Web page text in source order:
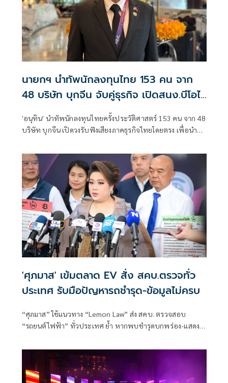
นายกฯ นำทัพนักลงทุนไทย 153 คน จาก
48 บริษัท บุกจีน จับคู่ธุรกิจ เปิดสนง.บีโอไอ
'อนุทิน' นำทัพนักลงทุนไทยครั้งประวัติศาสตร์ 153 คน จาก 48
บริษัท บุกจีน เปิดวงรับฟังเสียงภาคธุรกิจไทยโดยตรง เพื่อนำข้อ
และเปิดสำนักงานบีโอไอแห่งที่ 4 ที่นครเฉิงตู รองรับการลงทุน
อุตสาหกรรมเทคโนโลยีขั้นสูงและพลังงานสะอาด
'ศุภมาส' เข้มตลาด EV สั่ง สคบ.ตรวจทั่ว
ประเทศ รับมือปัญหารถชำรุด-ข้อมูลไม่ครบ
“ศุภมาส” ใช้แนวทาง “Lemon Law” ส่ง สคบ. ตรวจสอบ
“รถยนต์ไฟฟ้า” ทั่วประเทศ ย้ำ หากพบชำรุดบกพร่อง-แสดง